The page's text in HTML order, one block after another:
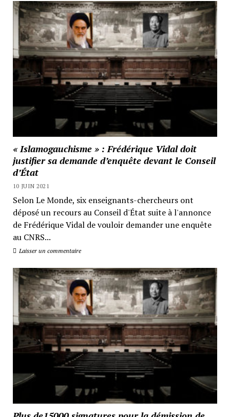
« Islamogauchisme » : Frédérique Vidal doit
justifier sa demande d’enquête devant le Conseil
d’État
10 JUIN 2021
Selon Le Monde, six enseignants-chercheurs ont
déposé un recours au Conseil d'État suite à l'annonce
de Frédérique Vidal de vouloir demander une enquête
au CNRS...
Laisser un commentaire